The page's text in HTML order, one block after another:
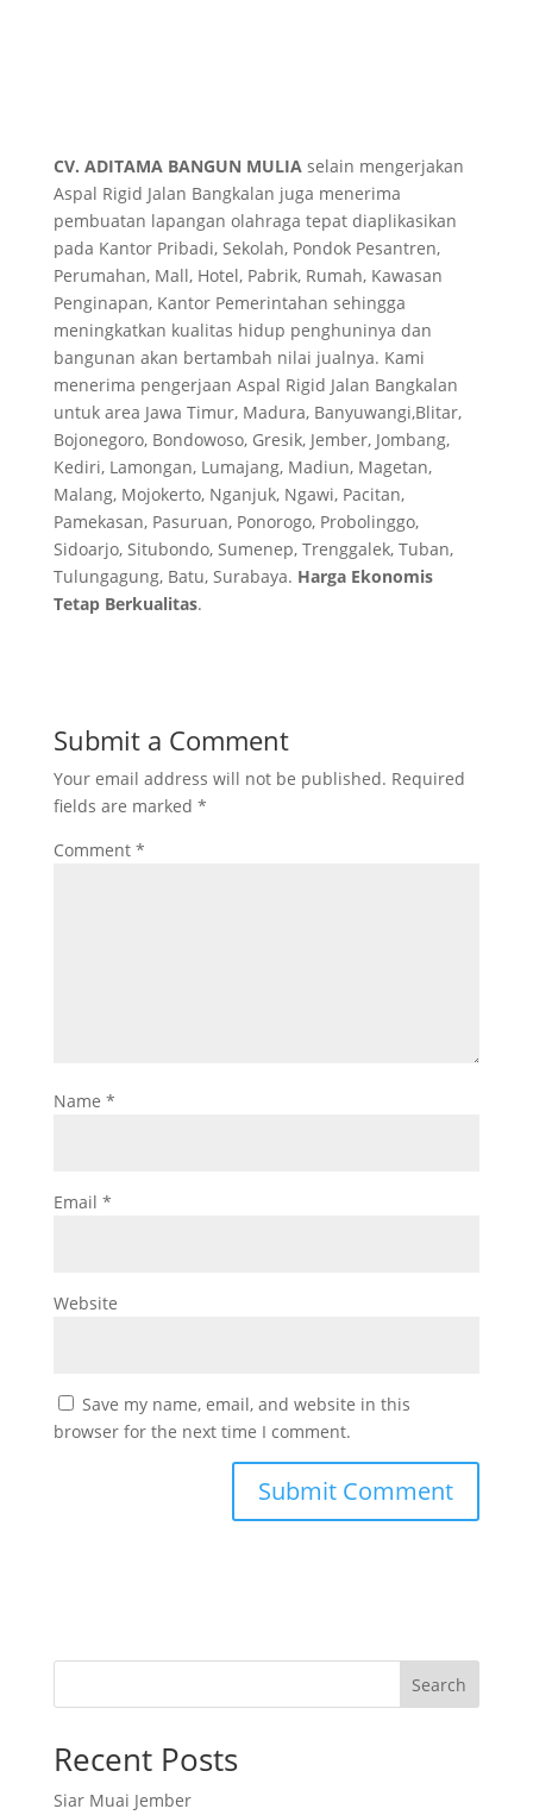
CV. ADITAMA BANGUN MULIAselain mengerjakan
Aspal Rigid Jalan Bangkalan juga menerima
pembuatan lapangan olahraga tepat diaplikasikan
pada Kantor Pribadi, Sekolah, Pondok Pesantren,
Perumahan, Mall, Hotel, Pabrik, Rumah, Kawasan
Penginapan, Kantor Pemerintahan sehingga
meningkatkan kualitas hidup penghuninya dan
bangunan akan bertambah nilai jualnya. Kami
menerima pengerjaan Aspal Rigid Jalan Bangkalan
untuk area Jawa Timur, Madura, Banyuwangi,Blitar,
Bojonegoro, Bondowoso, Gresik, Jember, Jombang,
Kediri, Lamongan, Lumajang, Madiun, Magetan,
Malang, Mojokerto, Nganjuk, Ngawi, Pacitan,
Pamekasan, Pasuruan, Ponorogo, Probolinggo,
Sidoarjo, Situbondo, Sumenep, Trenggalek, Tuban,
Tulungagung, Batu, Surabaya. Harga Ekonomis
Tetap Berkualitas.
Submit a Comment
Your email address will not be published. Required
fields are marked *
Comment *
Name *
Email *
Website
Save my name, email, and website in this
browser for the next time I comment.
Search
Recent Posts
Siar Muai Jember